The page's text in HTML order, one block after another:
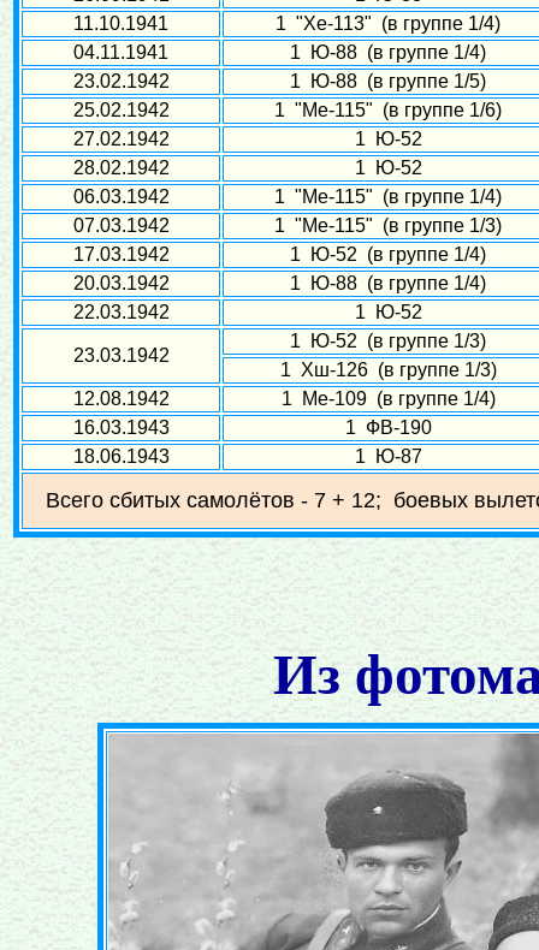
11.10.1941
1 "Хе-113" (в группе 1/4)
04.11.1941
1 Ю-88 (в группе 1/4)
23.02.1942
1 Ю-88 (в группе 1/5)
25.02.1942
1 "Ме-115" (в группе 1/6)
27.02.1942
1 Ю-52
28.02.1942
1 Ю-52
06.03.1942
1 "Ме-115" (в группе 1/4)
07.03.1942
1 "Ме-115" (в группе 1/3)
17.03.1942
1 Ю-52 (в группе 1/4)
20.03.1942
1 Ю-88 (в группе 1/4)
22.03.1942
1 Ю-52
23.03.1942
1 Ю-52 (в группе 1/3)
1 Хш-126 (в группе 1/3)
12.08.1942
1 Ме-109 (в группе 1/4)
16.03.1943
1 ФВ-190
18.06.1943
1 Ю-87
Всего сбитых самолётов - 7 + 12; боевых
Из